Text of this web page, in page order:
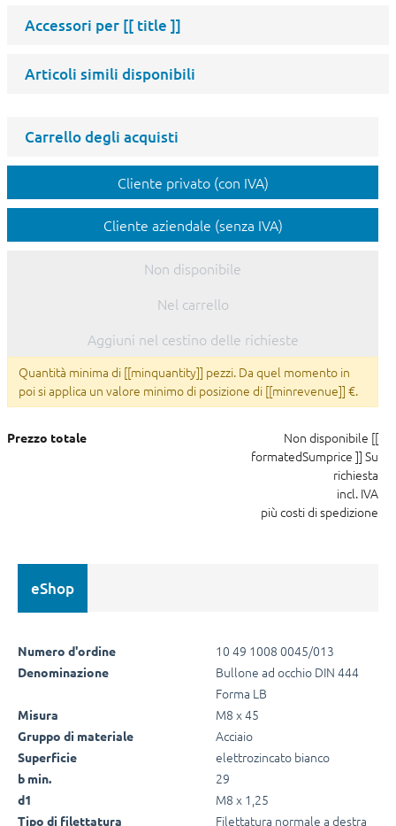
Accessori per [[ title ]]
Articoli simili disponibili
Carrello degli acquisti
Cliente privato (con IVA)
Cliente aziendale (senza IVA)
Non disponibile
Nel carrello
Aggiuni nel cestino delle richieste
Quantità minima di [[minquantity]] pezzi. Da quel momento in
poi si applica un valore minimo di posizione di [[minrevenue]] €.
Prezzo totale Non disponibile [[
formatedSumprice ]] Su
richiesta
incl. IVA
più costi di spedizione
eShop
Numero d'ordine 10 49 1008 0045/013
Denominazione
Bullone ad occhio DIN 444
Forma LB
Misura M8 x 45
Gruppo di materiale Acciaio
Superficie elettrozincato bianco
b min. 29
d1 M8 x 1,25
Tipo di filettatura Filettatura normale a destra